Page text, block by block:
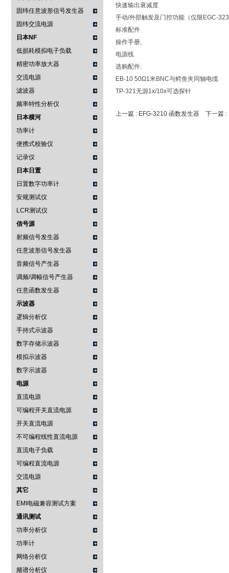
固纬任意波形信号发生器
固纬交流电源
日本NF
低损耗模拟电子负载
精密功率放大器
交流电源
滤波器
频率特性分析仪
日本横河
功率计
便携式校验仪
记录仪
日本日置
日置数字功率计
安规测试仪
LCR测试仪
信号源
射频信号发生器
任意波形信号发生器
音频信号产生器
调频/调幅信号产生器
任意函数发生器
示波器
逻辑分析仪
手持式示波器
数字存储示波器
模拟示波器
数字示波器
电源
直流电源
可编程开关直流电源
开关直流电源
不可编程线性直流电源
直流电子负载
可编程直流电源
交流电源
其它
EMI电磁兼容测试方案
通讯测试
功率分析仪
功率计
网络分析仪
频谱分析仪
快速输出衰减度
手动/外部触发及门控功能（仅限EGC-
标准配件
操作手册,
电源线
选购配件:
EB-10 50Ω1米BNC与鳄鱼夹同轴电缆
TP-321无源1x/10x可选探针
上一篇 : EFG-3210 函数发生器 下一篇